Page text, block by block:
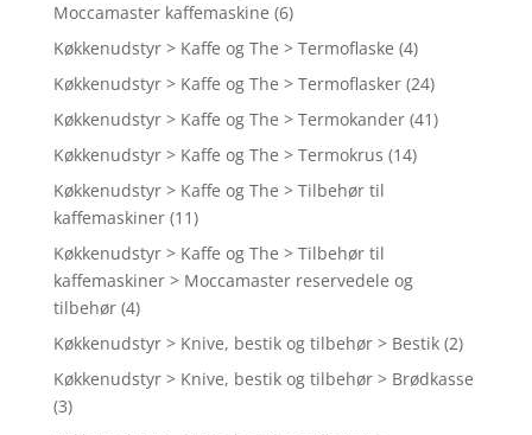
Moccamaster kaffemaskine (6)
Køkkenudstyr > Kaffe og The > Termoflaske (4)
Køkkenudstyr > Kaffe og The > Termoflasker (24)
Køkkenudstyr > Kaffe og The > Termokander (41)
Køkkenudstyr > Kaffe og The > Termokrus (14)
Køkkenudstyr > Kaffe og The > Tilbehør til
kaffemaskiner (11)
Køkkenudstyr > Kaffe og The > Tilbehør til
kaffemaskiner > Moccamaster reservedele og
tilbehør (4)
Køkkenudstyr > Knive, bestik og tilbehør > Bestik (2)
Køkkenudstyr > Knive, bestik og tilbehør > Brødkasse
(3)